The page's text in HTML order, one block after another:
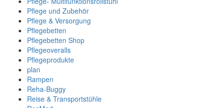
Pflege und Zubehör
Pflege & Versorgung
Pflegebetten
Pflegebetten Shop
Pflegeoveralls
Pflegeprodukte
plan
Rampen
Reha-Buggy
Reise & Transportstühle